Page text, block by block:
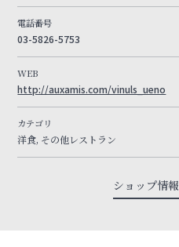
電話番号
03-5826-5753
WEB
http://auxamis.com/vinuls_ueno
カテゴリ
洋食, その他レストラン
ショップ情報